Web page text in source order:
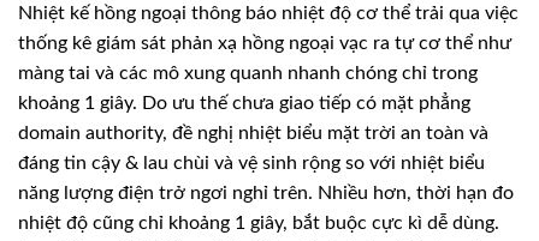
Nhiệt kế hồng ngoại thông báo nhiệt độ cơ thể trải qua việc
thống kê giám sát phản xạ hồng ngoại vạc ra tự cơ thể như
màng tai và các mô xung quanh nhanh chóng chỉ trong
khoảng 1 giây. Do ưu thế chưa giao tiếp có mặt phẳng
domain authority, đề nghị nhiệt biểu mặt trời an toàn và
đáng tin cậy & lau chùi và vệ sinh rộng so với nhiệt biểu
năng lượng điện trở ngơi nghỉ trên. Nhiều hơn, thời hạn đo
nhiệt độ cũng chỉ khoảng 1 giây, bắt buộc cực kì dễ dùng.